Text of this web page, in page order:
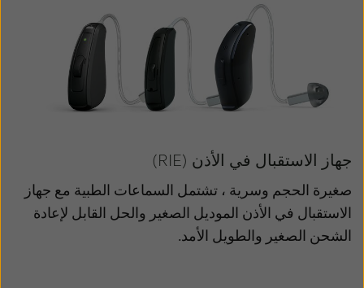
جهاز الاستقبال في الأذن (RIE)
صغيرة الحجم وسرية ، تشتمل السماعات الطبية مع جهاز
الاستقبال في الأذن الموديل الصغير والحل القابل لإعادة
الشحن الصغير والطويل الأمد.